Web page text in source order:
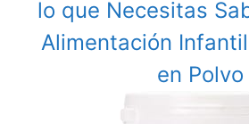
lo que Necesitas
Alimentación
en Polvo